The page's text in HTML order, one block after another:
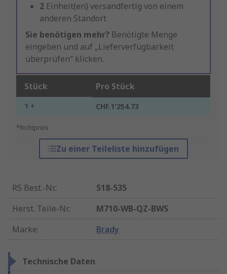
2 Einheit(en) versandfertig von einem
anderen Standort
Sie benötigen mehr? Benötigte Menge
eingeben und auf „Lieferverfügbarkeit
überprüfen“ klicken.
Stück Pro Stück
1 + CHF.1'254.73
*Richtpreis
Zu einer Teileliste hinzufügen
RS Best.-Nr.:
518-535
Herst. Teile-Nr.:
M710-WB-QZ-BWS
Marke: Brady
Technische Daten